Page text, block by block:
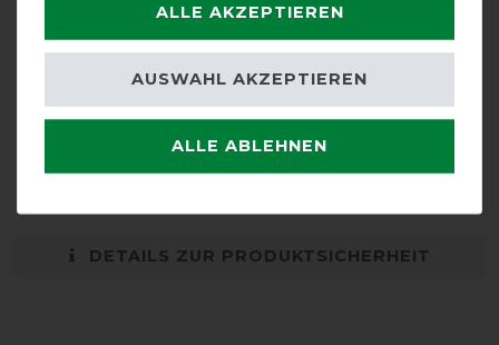
atmungsaktiv
Einfacher
DETAILS ZUR PRODUKTSICHERHEIT
ALLE AKZEPTIEREN
ALLE ABLEHNEN
AUSWAHL AKZEPTIEREN